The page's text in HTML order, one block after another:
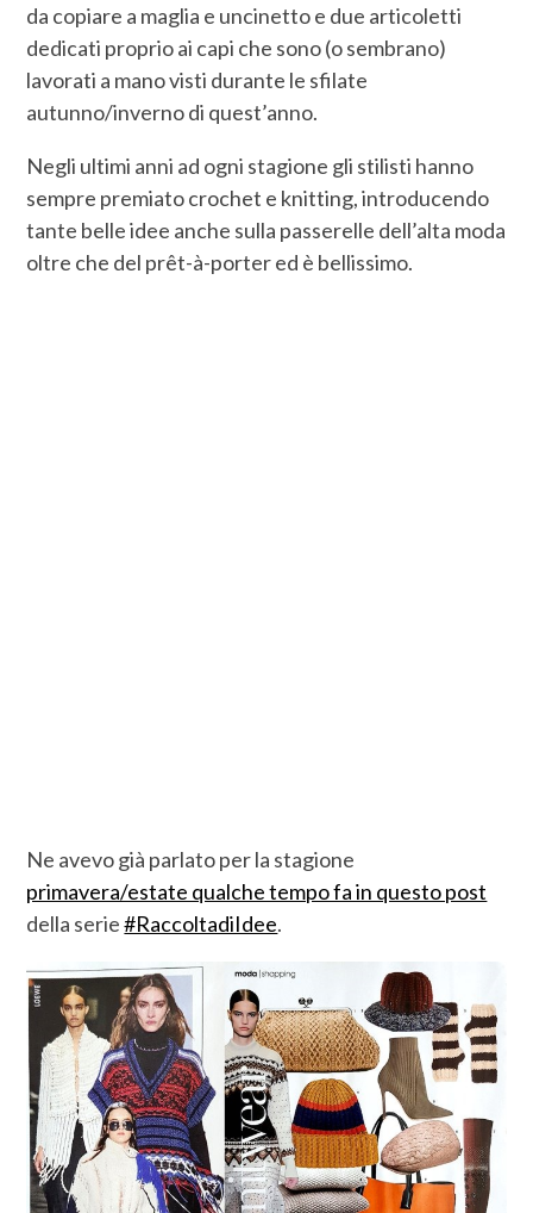
da copiare a maglia e uncinetto e due articoletti
dedicati proprio ai capi che sono (o sembrano)
lavorati a mano visti durante le sfilate
autunno/inverno di quest’anno.
Negli ultimi anni ad ogni stagione gli stilisti hanno
sempre premiato crochet e knitting, introducendo
tante belle idee anche sulla passerelle dell’alta moda
oltre che del prêt-à-porter ed è bellissimo.
Ne avevo già parlato per la stagione
primavera/estate qualche tempo fa in questo post
della serie#RaccoltadiIdee.